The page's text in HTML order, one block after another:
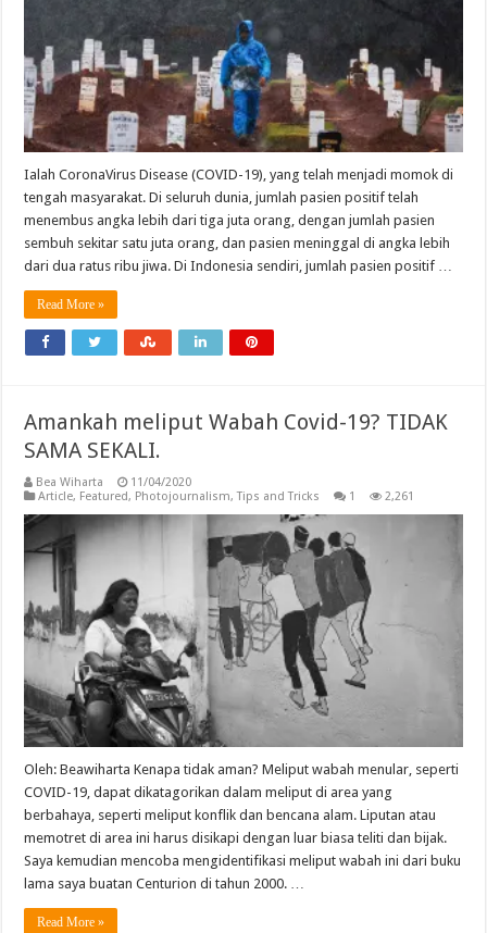
Ialah CoronaVirus Disease (COVID-19), yang telah menjadi momok di
tengah masyarakat. Di seluruh dunia, jumlah pasien positif telah
menembus angka lebih dari tiga juta orang, dengan jumlah pasien
sembuh sekitar satu juta orang, dan pasien meninggal di angka lebih
dari dua ratus ribu jiwa. Di Indonesia sendiri, jumlah pasien positif …
Read More »
Amankah meliput Wabah Covid-19? TIDAK
SAMA SEKALI.
Bea Wiharta
11/04/2020
Article, Featured, Photojournalism,Tips and Tricks 1 2,261
Oleh: Beawiharta Kenapa tidak aman? Meliput wabah menular, seperti
COVID-19, dapat dikatagorikan dalam meliput di area yang
berbahaya, seperti meliput konflik dan bencana alam. Liputan atau
memotret di area ini harus disikapi dengan luar biasa teliti dan bijak.
Saya kemudian mencoba mengidentifikasi meliput wabah ini dari buku
lama saya buatan Centurion di tahun 2000. …
Read More »